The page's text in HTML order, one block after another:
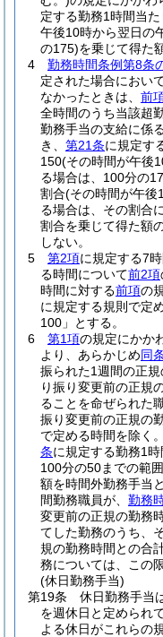
定する勤務1時間当
午後10時から翌日の
の175)を乗じて得た
4
勤務時間条例第8条
定された場合におい
なかったときは、 前
全時間のうち当該超
勤務手当の支給に係
き、 第21条に規定す
150(その時間が午後
る場合は、100分の
割合(その時間が午後
る場合は、その割合
割合を乗じて得た額
しない。
5
第2項に規定する7
る時間について前2項
時間に対する前項の
に規定する規則で定
100」とする。
6
第1項の規定にかか
より、あらかじめ同
振られた1週間の正規
り振り変更前の正規
ることを命ぜられた
振り変更前の正規の
で定める時間を除く
条に規定する勤務1
100分の50までの範
額を時間外勤務手当
間勤務職員が、 勤務
変更前の正規の勤務
てした勤務のうち、
規の勤務時間との合
務については、この
(休日勤務手当)
第19条
休日勤務手当
を週休日と定められ
よる休日がこれらの